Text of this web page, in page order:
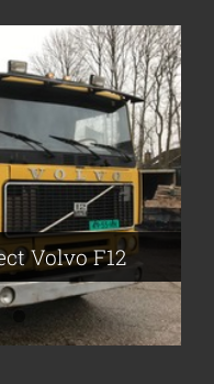
Volvo F12
Volvo F88
Scania
Bedford